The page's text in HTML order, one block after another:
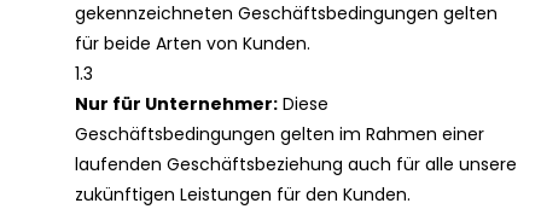
gekennzeichneten Geschäftsbedingungen gelten
für beide Arten von Kunden.
1.3
Nur für Unternehmer: Diese
Geschäftsbedingungen gelten im Rahmen einer
laufenden Geschäftsbeziehung auch für alle unsere
zukünftigen Leistungen für den Kunden.